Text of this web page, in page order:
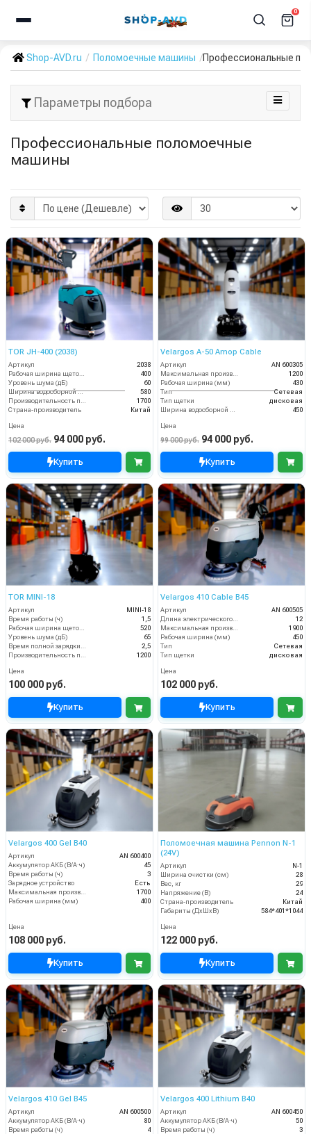
0
Shop-AVD.ru Поломоечные машины Профессиональные
Параметры подбора
Профессиональные поломоечные
машины
TOR JH-400 (2038)
Артикул
2038
400
Уровень шума (дБ)
60
Ширина водосборной рейки
580
1700
Страна-производитель
Китай
Цена
102 000 руб. 94 000 руб.
Купить
Velargos A-50 Amop Cable
Артикул
AN 600305
1200
Рабочая ширина (мм)
430
Тип
Сетевая
Тип щетки
дисковая
450
Цена
99 000 руб. 94 000 руб.
Купить
TOR MINI-18
Артикул
MINI-18
Время работы (ч)
1,5
Рабочая ширина щеток (мм)
520
Уровень шума (дБ)
65
Время полной зарядки аккумулятора (ч)
2,5
Производительность по площади (м2/ч)
1200
Цена
100 000 руб.
Купить
Velargos 410 Cable B45
Артикул
AN 600505
Длина электрического кабеля (м)
12
Максимальная производительность (кв.м/час)
1900
Рабочая ширина (мм)
450
Тип
Сетевая
Тип щетки
дисковая
Цена
102 000 руб.
Купить
Velargos 400 Gel B40
Артикул
AN 600400
Аккумулятор АКБ (В/А·ч)
45
Время работы (ч)
3
Зарядное устройство
Есть
Максимальная производительность (кв.м/час)
1700
Рабочая ширина (мм)
400
Цена
108 000 руб.
Купить
Поломоечная машина Pennon N-1
(24V)
Артикул
N-1
Ширина очистки (см)
28
Вес, кг
29
Напряжение (В)
24
Страна-производитель
Китай
Габариты (ДхШхВ)
584*401*1044
Цена
122 000 руб.
Купить
Velargos 410 Gel B45
Артикул
AN 600500
Аккумулятор АКБ (В/А·ч)
80
Время работы (ч)
4
Velargos 400 Lithium B40
Артикул
AN 600450
Аккумулятор АКБ (В/А·ч)
50
Время работы (ч)
3